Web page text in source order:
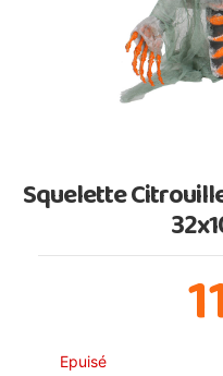
Squelette
Epuisé